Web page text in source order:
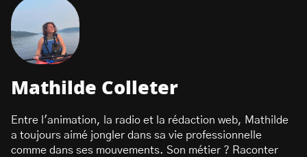
Mathilde Colleter
Entre l'animation, la radio et la rédaction web, Mathilde
a toujours aimé jongler dans sa vie professionnelle
comme dans ses mouvements. Son métier ? Raconter